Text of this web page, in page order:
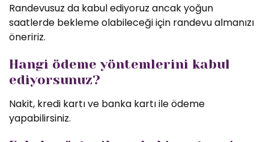
Randevusuz da kabul ediyoruz ancak yoğun
saatlerde bekleme olabileceği için randevu almanızı
öneririz.
Hangi ödeme yöntemlerini kabul
ediyorsunuz?
Nakit, kredi kartı ve banka kartı ile ödeme
yapabilirsiniz.